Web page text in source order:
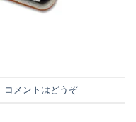
コメントはどうぞ